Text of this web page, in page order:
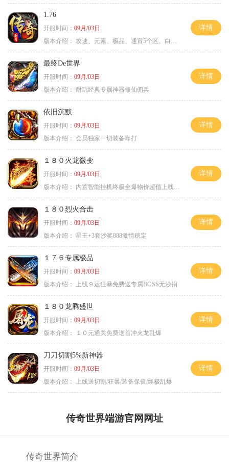
1.76
开服时间： 09月/03日
版本介绍： 攻速、元素、极品、通宵5个区、白天10个区
详情
最终De世界
开服时间： 09月/03日
版本介绍： 耐玩经典专属神器修仙佣兵
详情
依旧沉默
开服时间： 09月/03日
版本介绍： 会员独家一切装备靠打
详情
１８０火龙微变
开服时间： 09月/03日
版本介绍：
内置智能挂机终极全爆物价超值上线送神器
详情
１８０烈火合击
开服时间： 09月/03日
版本介绍： 星王+3套沙奖888激情稳定
详情
１７６专属极品
开服时间： 09月/03日
版本介绍：
上线９运狂暴免费送专属BOSS无沙捐
详情
１８０龙腾盛世
开服时间： 09月/03日
版本介绍：
１０元通关免费送首冲火龙乱爆
详情
刀刀切割5%新神器
开服时间： 09月/03日
版本介绍：
上线送切割/狂暴/装备保值/终极乱爆
详情
传奇世界端游官网网址
传奇世界简介